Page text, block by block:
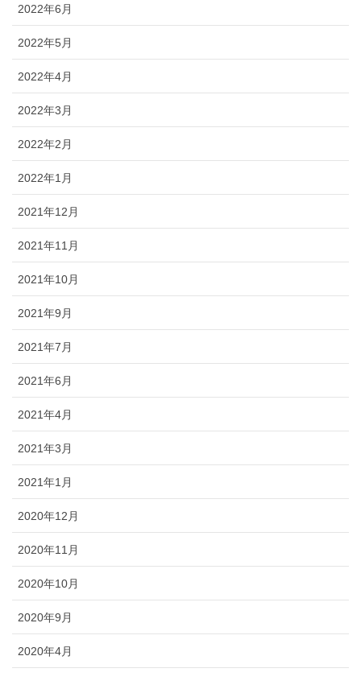
2022年6月
2022年5月
2022年4月
2022年3月
2022年2月
2022年1月
2021年12月
2021年11月
2021年10月
2021年9月
2021年7月
2021年6月
2021年4月
2021年3月
2021年1月
2020年12月
2020年11月
2020年10月
2020年9月
2020年4月